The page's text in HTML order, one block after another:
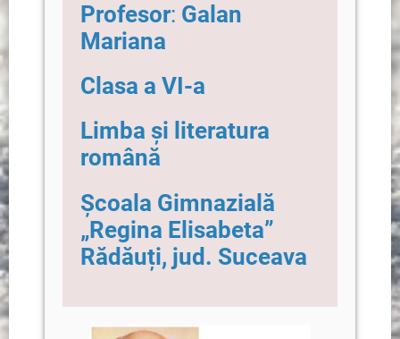
Profesor: Galan
Mariana
Clasa a VI-a
Limba și literatura
română
Școala Gimnazială
„Regina Elisabeta”
Rădăuți, jud. Suceava